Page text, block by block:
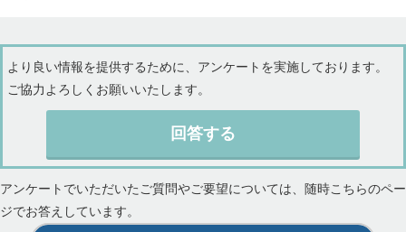
より良い情報を提供するために、アンケートを実施しております。
ご協力よろしくお願いいたします。
回答する
アンケートでいただいたご質問やご要望については、随時こちらのペー
ジでお答えしています。